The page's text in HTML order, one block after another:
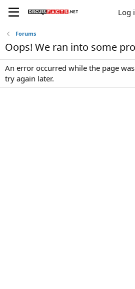
Log
Forums
Oops! We ran into some
An error occurred while the page
try again later.